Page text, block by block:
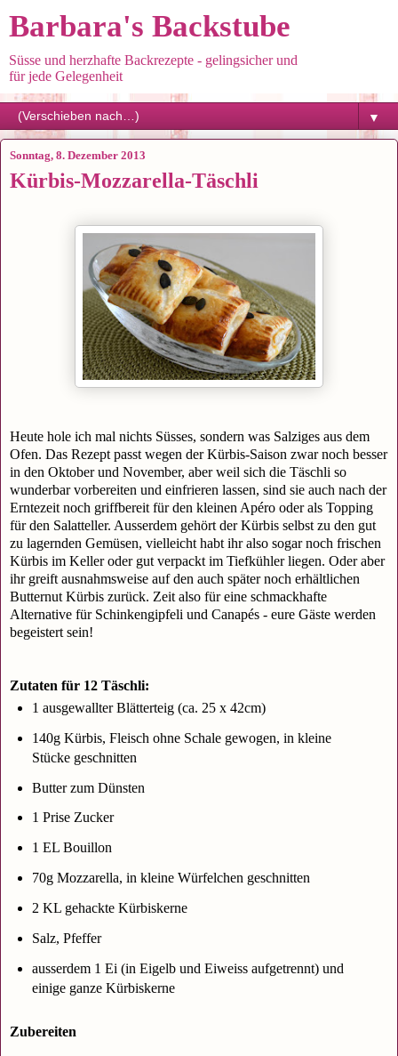
Barbara's Backstube
Süsse und herzhafte Backrezepte - gelingsicher und
für jede Gelegenheit
▼
Sonntag, 8. Dezember 2013
Kürbis-Mozzarella-Täschli
Heute hole ich mal nichts Süsses, sondern was Salziges aus dem
Ofen. Das Rezept passt wegen der Kürbis-Saison zwar noch besser
in den Oktober und November, aber weil sich die Täschli so
wunderbar vorbereiten und einfrieren lassen, sind sie auch nach der
Erntezeit noch griffbereit für den kleinen Apéro oder als Topping
für den Salatteller. Ausserdem gehört der Kürbis selbst zu den gut
zu lagernden Gemüsen, vielleicht habt ihr also sogar noch frischen
Kürbis im Keller oder gut verpackt im Tiefkühler liegen. Oder aber
ihr greift ausnahmsweise auf den auch später noch erhältlichen
Butternut Kürbis zurück. Zeit also für eine schmackhafte
Alternative für Schinkengipfeli und Canapés - eure Gäste werden
begeistert sein!
Zutaten für 12 Täschli:
1 ausgewallter Blätterteig (ca. 25 x 42cm)
140g Kürbis, Fleisch ohne Schale gewogen, in kleine
Stücke geschnitten
Butter zum Dünsten
1 Prise Zucker
1 EL Bouillon
70g Mozzarella, in kleine Würfelchen geschnitten
2 KL gehackte Kürbiskerne
Salz, Pfeffer
ausserdem 1 Ei (in Eigelb und Eiweiss aufgetrennt) und
einige ganze Kürbiskerne
Zubereiten